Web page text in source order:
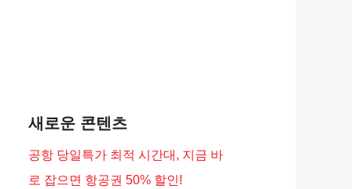
새로운 콘텐츠
공항 당일특가 최적 시간대, 지금 바
로 잡으면 항공권 50% 할인!